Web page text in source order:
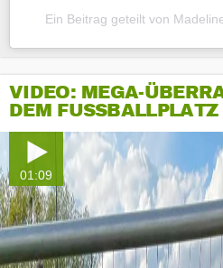
Ein Beitrag geteilt von
VIDEO: MEGA-
DEM FUSSBALLPLATZ
01:09